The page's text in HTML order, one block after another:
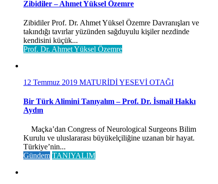
Zibidiler – Ahmet Yüksel Özemre
Zibidiler Prof. Dr. Ahmet Yüksel Özemre Davranışları ve
takındığı tavırlar yüzünden sağduyulu kişiler nezdinde
kendisini küçük...
Prof. Dr. Ahmet Yüksel Özemre
12 Temmuz 2019 MATURİDİ YESEVİ OTAĞI
Bir Türk Alimini Tanıyalım – Prof. Dr. İsmail Hakkı
Aydın
Maçka’dan Congress of Neurological Surgeons Bilim
Kurulu ve uluslararası büyükelçiliğine uzanan bir hayat.
Türkiye’nin...
Gündem TANIYALIM